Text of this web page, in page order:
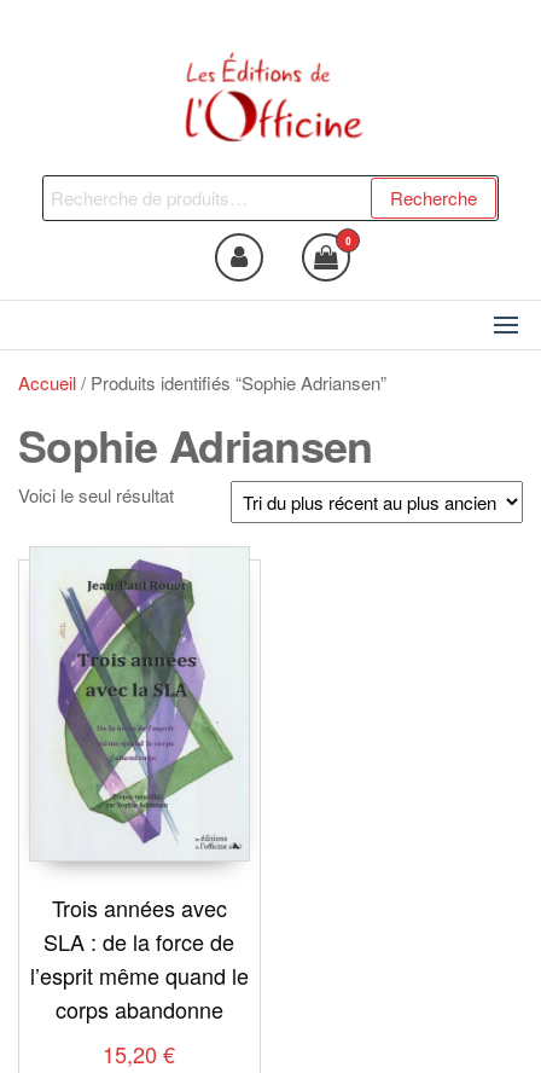
Les Editions de l'Officine
du bien !
Recherche
pour :
Recherche
0
Accueil/ Produits identifiés “Sophie Adriansen”
Sophie Adriansen
Voici le seul résultat
Trois années avec
SLA : de la force de
l’esprit même quand le
corps abandonne
15,20€